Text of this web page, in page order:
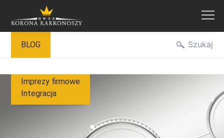
treści
BLOG
Imprezy firmowe
Integracja